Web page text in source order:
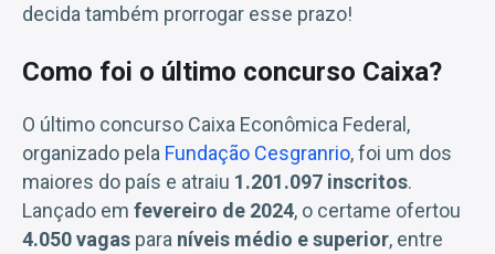
decida também prorrogar esse prazo!
Como foi o último concurso Caixa?
O último concurso Caixa Econômica Federal,
organizado pela Fundação Cesgranrio, foi um dos
maiores do país e atraiu 1.201.097 inscritos.
Lançado em fevereiro de 2024, o certame ofertou
4.050 vagas para níveis médio e superior, entre